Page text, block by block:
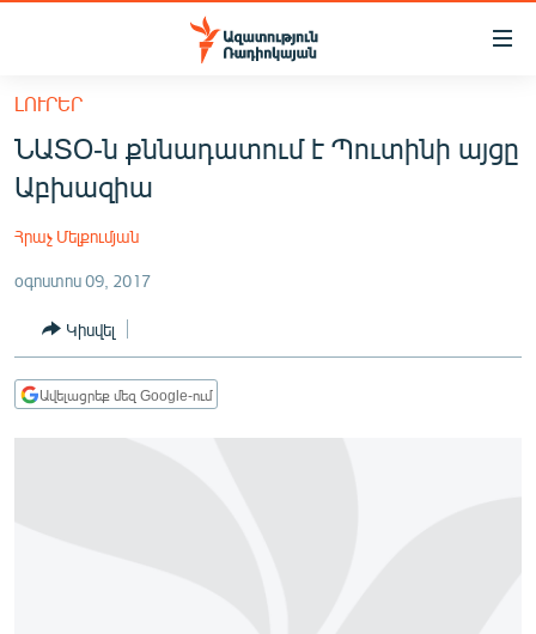
Մատչելիության
հիմնական
բովանդակությանը
Անցնել
հիմնական
մենյուին
ՔԱՂԱՔԱԿԱՆ
ԸՆՏՐՈՒԹՅՈՒՆՆԵՐ 2026
ԻՐԱՎՈՒՆՔ
ՀԱՍԱՐԱԿՈՒԹՅՈՒՆ
ՏՆՏԵՍՈՒԹՅՈՒՆ
ԼՈՒՐԵՐ
ՆԱՏՕ-ն քննադատում է Պուտինի այցը
Աբխազիա
Հրաչ Մելքումյան
օգոստոս 09, 2017
Կիսվել
Ավելացրեք մեզ Google-ում